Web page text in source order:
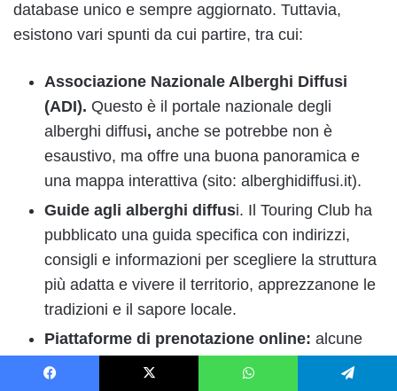
database unico e sempre aggiornato. Tuttavia,
esistono vari spunti da cui partire, tra cui:
Associazione Nazionale Alberghi Diffusi
(ADI). Questo è il portale nazionale degli
alberghi diffusi, anche se potrebbe non è
esaustivo, ma offre una buona panoramica e
una mappa interattiva (sito: alberghidiffusi.it).
Guide agli alberghi diffusi. Il Touring Club ha
pubblicato una guida specifica con indirizzi,
consigli e informazioni per scegliere la struttura
più adatta e vivere il territorio, apprezzanone le
tradizioni e il sapore locale.
Piattaforme di prenotazione online: alcune
struttire sono presenti sulle principali